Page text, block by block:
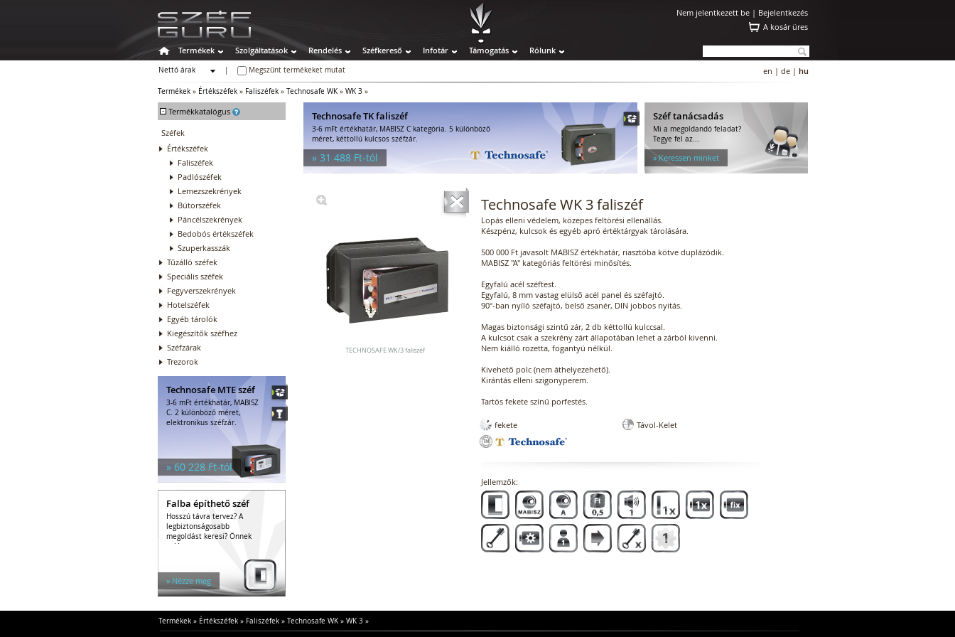
Nem jelentkezett be | Bejelentkezés
A kosár üres
Termékek Szolgáltatások Rendelés Széfkereső Infotár Támogatás Rólunk
Nettó árak
Megszűnt termékeket mutat en | de | hu
Termékek » Értékszéfek » Faliszéfek » Technosafe WK » WK 3 »
- Termékkatalógus
Széfek
Értékszéfek
Faliszéfek
Padlószéfek
Lemezszekrények
Bútorszéfek
Páncélszekrények
Bedobós értékszéfek
Szuperkasszák
Tűzálló széfek
Speciális széfek
Fegyverszekrények
Hotelszéfek
Egyéb tárolók
Kiegészítők széfhez
Széfzárak
Trezorok
Technosafe MTE széf
3-6 mFt értékhatár, MABISZ
C. 2 különböző méret,
elektronikus széfzár.
» 60 228 Ft-tól
Falba építhető széf
Hosszú távra tervez? A
legbiztonságosabb
megoldást keresi? Önnek
való a...
» Nézze meg
Technosafe TK faliszéf
3-6 mFt értékhatár, MABISZ C kategória. 5 különböző
méret, kéttollú kulcsos széfzár.
» 31 488 Ft-tól
Széf tanácsadás
Mi a megoldandó feladat?
Tegye fel az...
» Keressen minket
TECHNOSAFE WK/3 faliszéf
Technosafe WK 3 faliszéf
Lopás elleni védelem, közepes feltörési ellenállás.
Készpénz, kulcsok és egyéb apró értéktárgyak tárolására.
500 000 Ft javasolt MABISZ értékhatár, riasztóba kötve duplázódik.
MABISZ "A" kategóriás feltörési minősítés.
Egyfalú acél széftest.
Egyfalú, 8 mm vastag elülső acél panel és széfajtó.
90°-ban nyíló széfajtó, belső zsanér, DIN jobbos nyitás.
Magas biztonsági szintű zár, 2 db kéttollú kulccsal.
A kulcsot csak a szekrény zárt állapotában lehet a zárból kivenni.
Nem kiálló rozetta, fogantyú nélkül.
Kivehető polc (nem áthelyezehető).
Kirántás elleni szigonyperem.
Tartós fekete színű porfestés.
fekete Távol-Kelet
Jellemzők:
Termékek» Értékszéfek» Faliszéfek» Technosafe WK» WK 3 »